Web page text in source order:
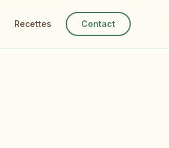
Recettes Contact